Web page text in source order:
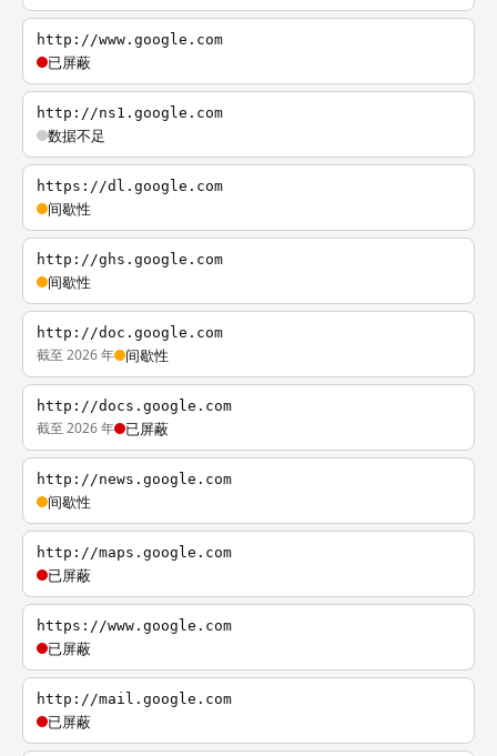
http://www.google.com
已屏蔽
http://ns1.google.com
数据不足
https://dl.google.com
间歇性
http://ghs.google.com
间歇性
http://doc.google.com
截至 2026 年 间歇性
http://docs.google.com
截至 2026 年 已屏蔽
http://news.google.com
间歇性
http://maps.google.com
已屏蔽
https://www.google.com
已屏蔽
http://mail.google.com
已屏蔽